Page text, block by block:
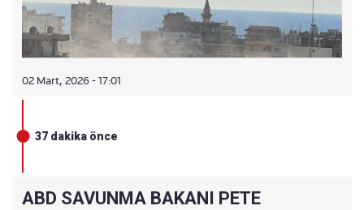
02 Mart, 2026 - 17:01
37 dakika önce
ABD SAVUNMA BAKANI PETE